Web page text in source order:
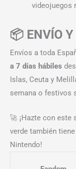
videojuegos
📦 ENVÍO Y
Envíos a toda
a 7 días hábiles
Islas, Ceuta y
semana o festivos
🚀 ¡Hazte con este
verde también
Nintendo!